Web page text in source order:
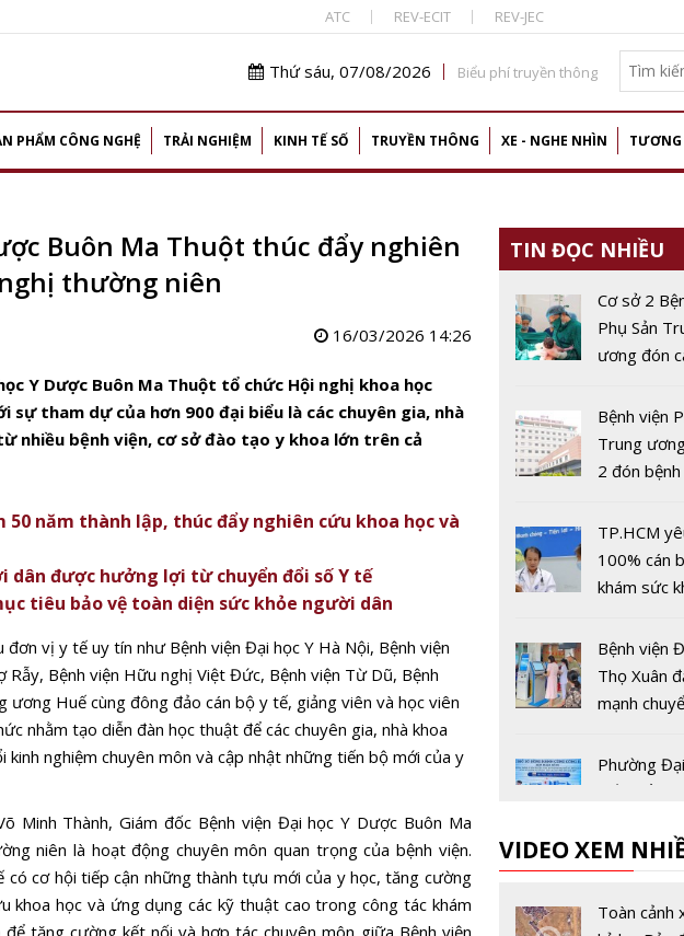
ATC REV-ECIT REV-JEC
Thứ sáu, 07/08/2026 Biểu phí truyền thông
PHẨM CÔNG NGHỆ TRẢI NGHIỆM KINH TẾ SỐ TRUYỀN THÔNG XE - NGHE NHÌN TƯƠNG
Buôn Ma Thuột thúc đẩy nghiên
thường niên
16/03/2026 14:26
Y Dược Buôn Ma Thuột tổ chức Hội nghị khoa học
sự tham dự của hơn 900 đại biểu là các chuyên gia, nhà
nhiều bệnh viện, cơ sở đào tạo y khoa lớn trên cả
50 năm thành lập, thúc đẩy nghiên cứu khoa học và
được hưởng lợi từ chuyển đổi số Y tế
tiêu bảo vệ toàn diện sức khỏe người dân
đơn vị y tế uy tín như Bệnh viện Đại học Y Hà Nội, Bệnh viện
Rẫy, Bệnh viện Hữu nghị Việt Đức, Bệnh viện Từ Dũ, Bệnh
ương Huế cùng đông đảo cán bộ y tế, giảng viên và học viên
nhằm tạo diễn đàn học thuật để các chuyên gia, nhà khoa
nghiệm chuyên môn và cập nhật những tiến bộ mới của y
Minh Thành, Giám đốc Bệnh viện Đại học Y Dược Buôn Ma
niên là hoạt động chuyên môn quan trọng của bệnh viện.
cơ hội tiếp cận những thành tựu mới của y học, tăng cường
khoa học và ứng dụng các kỹ thuật cao trong công tác khám
tăng cường kết nối và hợp tác chuyên môn giữa Bệnh viện
TIN ĐỌC NHIỀU
Cơ sở 2
Phụ Sản
ương đón
Bệnh viện
Trung
2 đón bệnh
TP.HCM
100% cán
khám sức
Bệnh viện
Thọ Xuân
mạnh
lượng
bệnh
Phường
mắt 'Sổ
dân đăng ký
sức khỏe
tuyến
VIDEO XEM
Toàn cảnh